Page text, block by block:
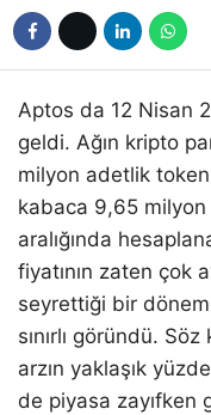
Aptos da 12 Nisan
geldi. Ağın kripto
milyon adetlik
kabaca 9,65
aralığında
fiyatının zaten çok
seyrettiği bir
sınırlı göründü.
arzın yaklaşık
de piyasa zayıfken